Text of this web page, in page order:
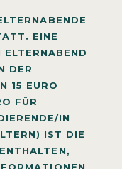
EINE
DER
15 EURO
FÜR A
IN A
IST DIE T
S
D